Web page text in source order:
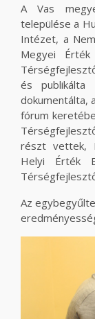
A Vas
települése a
Intézet, a
Megyei
és publikálta
dokumentálta,
fórum
részt vettek,
Helyi Érték
Az